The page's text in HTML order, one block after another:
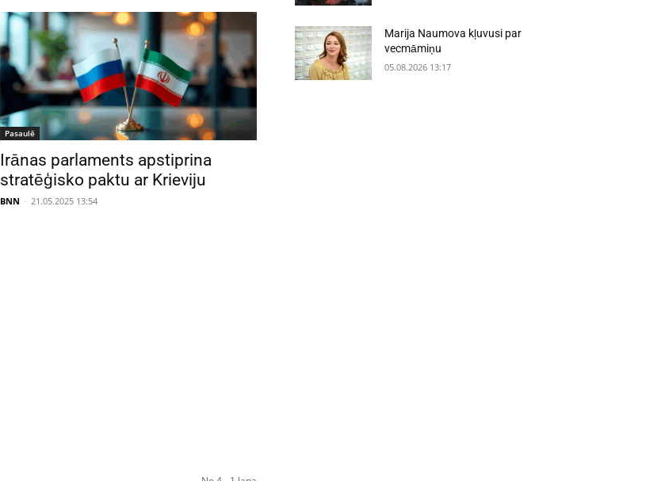
Pasaulē
Irānas parlaments apstiprina
stratēģisko paktu ar Krieviju
BNN - 21.05.2025 13:54
Marija Naumova kļuvusi par
vecmāmiņu
05.08.2026 13:17